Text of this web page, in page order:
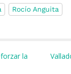
Rocío Anguita
la